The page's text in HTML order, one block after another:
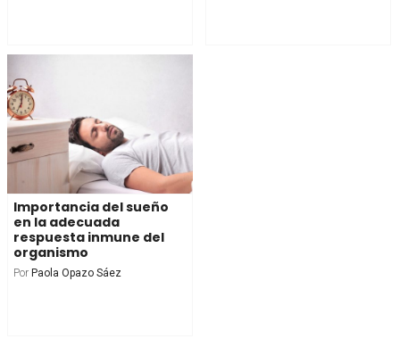
Importancia del sueño
en la adecuada
respuesta inmune del
organismo
Por Paola Opazo Sáez